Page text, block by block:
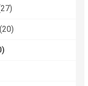
(20)